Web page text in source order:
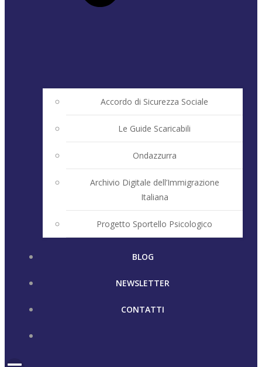
Accordo di Sicurezza Sociale
Le Guide Scaricabili
Ondazzurra
Archivio Digitale dell’Immigrazione
Italiana
Progetto Sportello Psicologico
BLOG
NEWSLETTER
CONTATTI